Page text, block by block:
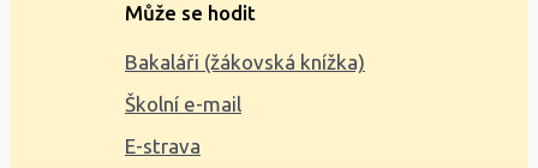
Může se hodit
Bakaláři (žákovská knížka)
Školní e-mail
E-strava